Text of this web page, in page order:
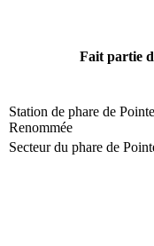
Fait partie
Station de phare de
Renommée
Secteur du phare de